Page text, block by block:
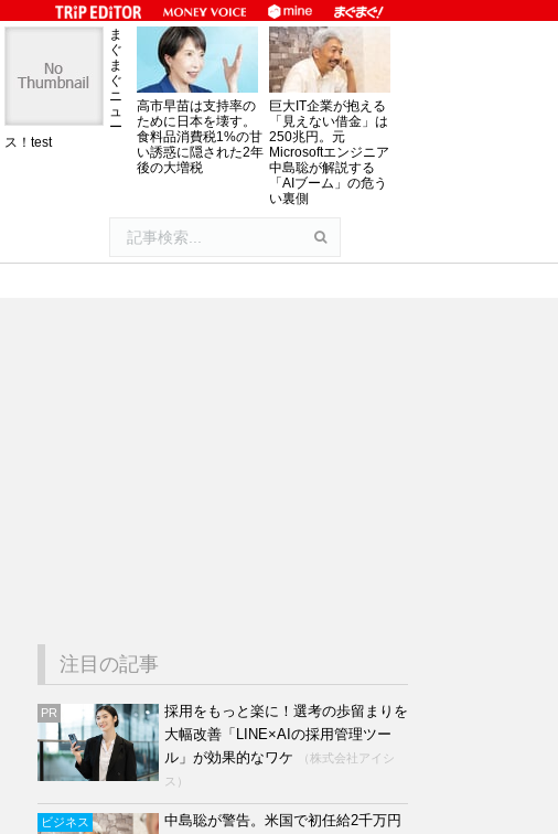
ま
ぐ
ま
ぐ
ニ
ュ
ー
ス！test
高市早苗は支持率の
ために日本を壊す。
食料品消費税1%の甘
い誘惑に隠された2年
後の大増税
巨大IT企業が抱える
「見えない借金」は
250兆円。元
Microsoftエンジニア
中島聡が解説する
「AIブーム」の危う
い裏側
注目の記事
PR
採用をもっと楽に！選考の歩留まりを
大幅改善「LINE×AIの採用管理ツー
ル」が効果的なワケ
（株式会社アイシ
ス）
ビジネス
中島聡が警告。米国で初任給2千万円